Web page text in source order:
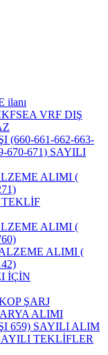
ilanı
VRF DIŞ
(660-661-662-663-
670-671) SAYILI
ALIMI (
ALIMI (
ALIMI (
İÇİN
ŞARJ
ALIMI
659) SAYILI ALIM
TEKLİFLER